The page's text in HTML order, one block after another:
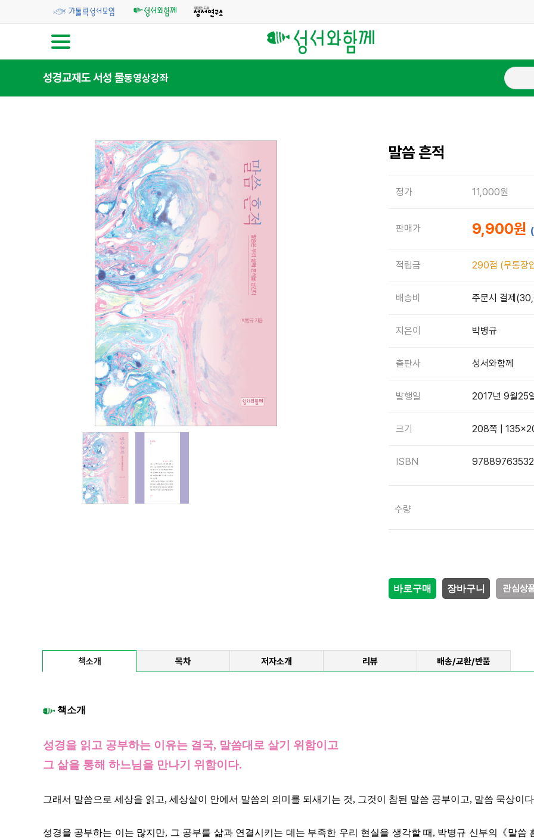
성경교재도 서성 물동영상강좌
말씀 흔적
정가 11,000원
판매가 9,900원
적립금 290점 (무통장
배송비 주문시 결제
지은이 박병규
출판사 성서와함께
발행일 2017년 9월25
크기 208쪽 |
ISBN
수량
감소
관심상
책소개 목차 저자소개 리뷰 배송/교환/반품
책소개
성경을 읽고 공부하는 이유는 결국, 말씀대로 살기 위함이고
그 삶을 통해 하느님을 만나기 위함이다.
그래서 말씀으로 세상을 읽고, 세상살이 안에서 말씀의 의미를 되새기는 것, 그것이 참된 말씀 공부이고, 말씀 묵상이
성경을 공부하는 이는 많지만, 그 공부를 삶과 연결시키는 데는 부족한 우리 현실을 생각할 때, 박병규 신부의《말씀